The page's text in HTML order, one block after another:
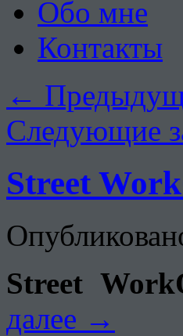
Обо мне
Контакты
←
Следующие
Street
Street
далее →